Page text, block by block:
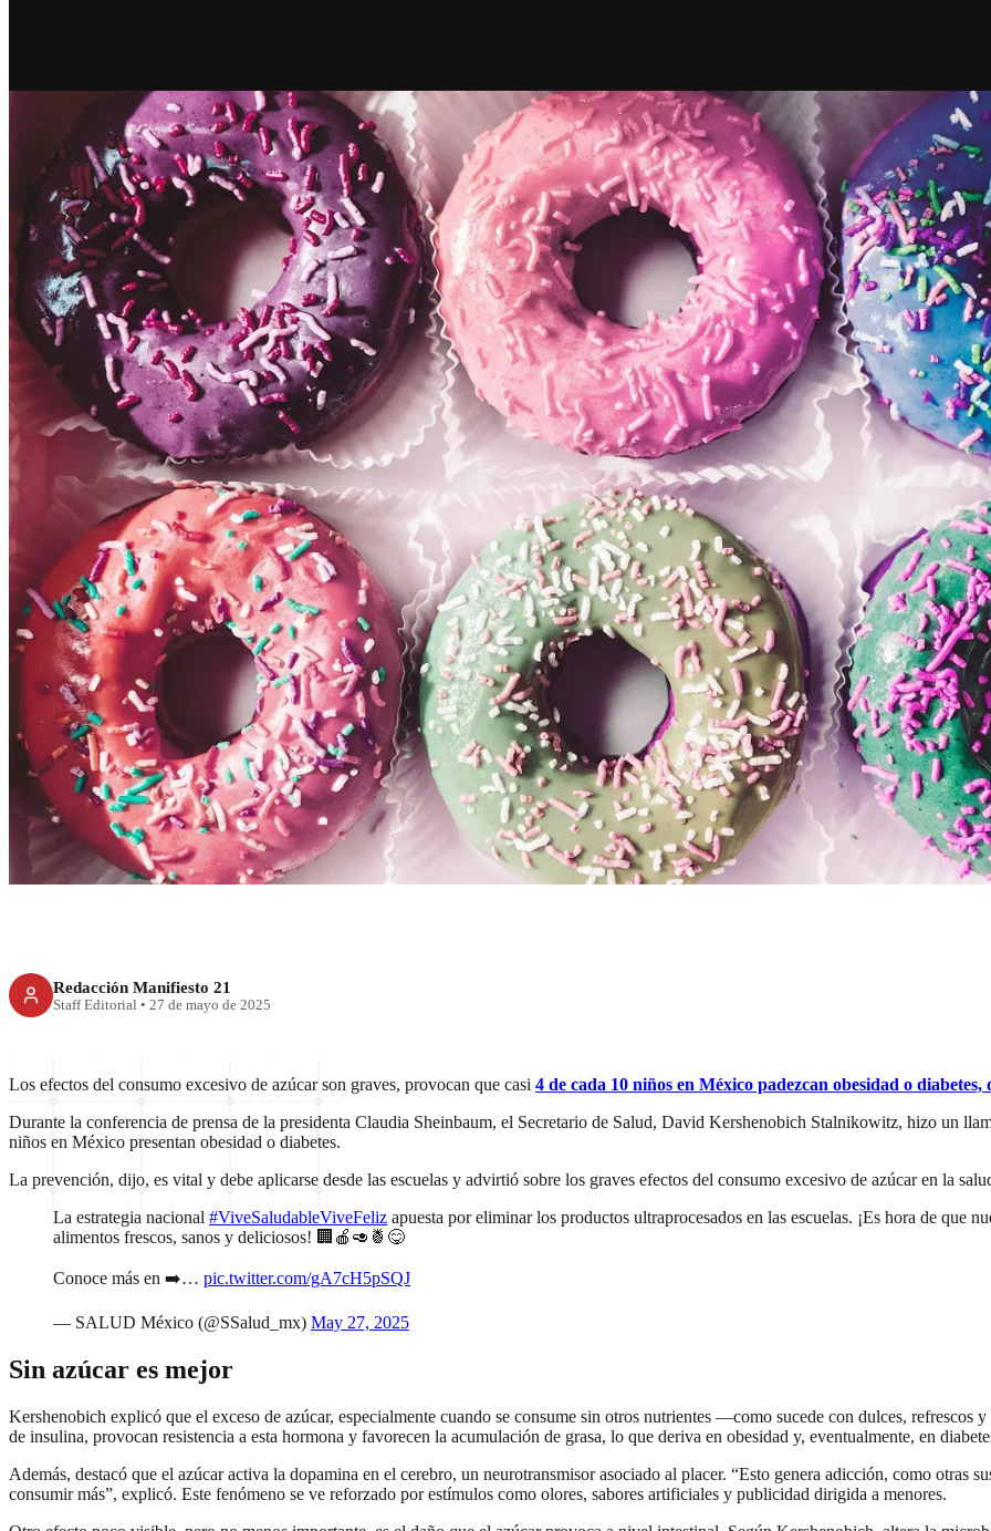
RECIENTE
4 de cada 10 niños padecen obesidad
por comer mucha azúcar
Redacción Manifiesto 21
Staff Editorial • 27 de mayo de 2025
Los efectos del consumo excesivo de azúcar son graves, provocan que casi 4 de cada 10 niños en México padezcan obesidad o
Durante la conferencia de prensa de la presidenta Claudia Sheinbaum, el Secretario de Salud, David Kershenobich Stalnikowitz, hizo un
niños en México presentan obesidad o diabetes.
La prevención, dijo, es vital y debe aplicarse desde las escuelas y advirtió sobre los graves efectos del consumo excesivo de azúcar en la
La estrategia nacional #ViveSaludableViveFeliz apuesta por eliminar los productos ultraprocesados en las escuelas. ¡Es hora de que
alimentos frescos, sanos y deliciosos! 🏢🍎🥑🍍😋
Conoce más en ➡️… pic.twitter.com/gA7cH5pSQJ
— SALUD México (@SSalud_mx) May 27, 2025
Sin azúcar es mejor
Kershenobich explicó que el exceso de azúcar, especialmente cuando se consume sin otros nutrientes —como sucede con dulces,
de insulina, provocan resistencia a esta hormona y favorecen la acumulación de grasa, lo que deriva en obesidad y, eventualmente, en
Además, destacó que el azúcar activa la dopamina en el cerebro, un neurotransmisor asociado al placer. “Esto genera adicción, como otras
consumir más”, explicó. Este fenómeno se ve reforzado por estímulos como olores, sabores artificiales y publicidad dirigida a menores.